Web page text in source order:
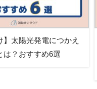
】太陽光発電につかえ
は？おすすめ6選